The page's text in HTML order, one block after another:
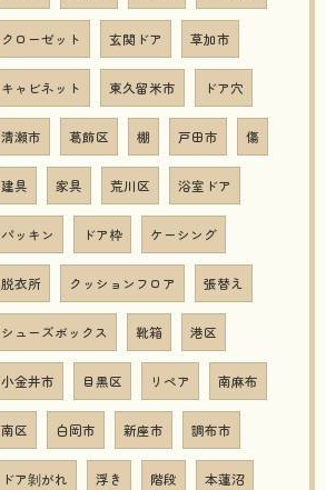
クローゼット 玄関ドア 草加市
キャビネット 東久留米市 ドア穴
清瀬市 葛飾区 棚 戸田市 傷
建具 家具 荒川区 浴室ドア
パッキン ドア枠 ケーシング
脱衣所 クッションフロア 張替え
シューズボックス 靴箱 港区
小金井市 目黒区 リペア 南麻布
南区 白岡市 新座市 調布市
ドア剝がれ 浮き 階段 本蓮沼